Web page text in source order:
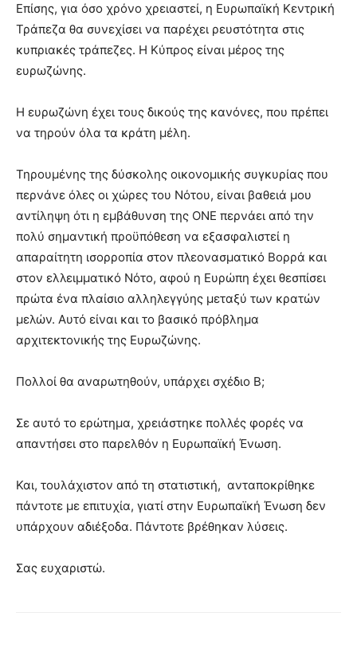
Επίσης, για όσο χρόνο χρειαστεί, η Ευρωπαϊκή Κεντρική
Τράπεζα θα συνεχίσει να παρέχει ρευστότητα στις
κυπριακές τράπεζες. Η Κύπρος είναι μέρος της
ευρωζώνης.
Η ευρωζώνη έχει τους δικούς της κανόνες, που πρέπει
να τηρούν όλα τα κράτη μέλη.
Τηρουμένης της δύσκολης οικονομικής συγκυρίας που
περνάνε όλες οι χώρες του Νότου, είναι βαθειά μου
αντίληψη ότι η εμβάθυνση της ΟΝΕ περνάει από την
πολύ σημαντική προϋπόθεση να εξασφαλιστεί η
απαραίτητη ισορροπία στον πλεονασματικό Βορρά και
στον ελλειμματικό Νότο, αφού η Ευρώπη έχει θεσπίσει
πρώτα ένα πλαίσιο αλληλεγγύης μεταξύ των κρατών
μελών. Αυτό είναι και το βασικό πρόβλημα
αρχιτεκτονικής της Ευρωζώνης.
Πολλοί θα αναρωτηθούν, υπάρχει σχέδιο B;
Σε αυτό το ερώτημα, χρειάστηκε πολλές φορές να
απαντήσει στο παρελθόν η Ευρωπαϊκή Ένωση.
Και, τουλάχιστον από τη στατιστική, ανταποκρίθηκε
πάντοτε με επιτυχία, γιατί στην Ευρωπαϊκή Ένωση δεν
υπάρχουν αδιέξοδα. Πάντοτε βρέθηκαν λύσεις.
Σας ευχαριστώ.